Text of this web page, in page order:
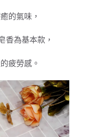
的氣味，
香為基本款，
疲勞感。